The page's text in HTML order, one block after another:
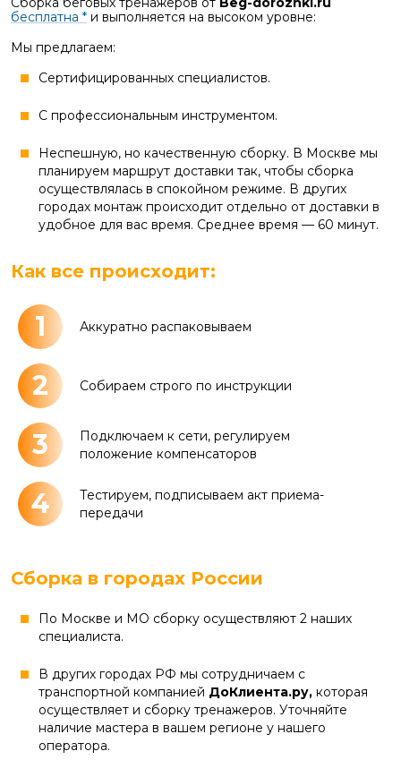
бесплатна * и выполняется на высоком уровне:
Мы предлагаем:
Сертифицированных специалистов.
С профессиональным инструментом.
Неспешную, но качественную сборку. В Москве мы
планируем маршрут доставки так, чтобы сборка
осуществлялась в спокойном режиме. В других
городах монтаж происходит отдельно от доставки в
удобное для вас время. Среднее время — 60 минут.
Как все происходит:
1 Аккуратно распаковываем
2 Собираем строго по инструкции
3
Подключаем к сети, регулируем
положение компенсаторов
4
Тестируем, подписываем акт приема-
передачи
Сборка в городах России
По Москве и МО сборку осуществляют 2 наших
специалиста.
В других городах РФ мы сотрудничаем с
транспортной компанией ДоКлиента.ру, которая
осуществляет и сборку тренажеров. Уточняйте
наличие мастера в вашем регионе у нашего
оператора.